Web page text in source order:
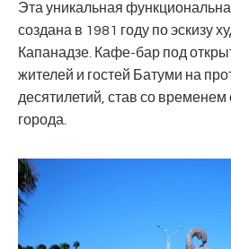
Эта уникальная
создана в 1981 году по эскизу
Капанадзе. Кафе-бар под
жителей и гостей Батуми на
десятилетий, став со
города.